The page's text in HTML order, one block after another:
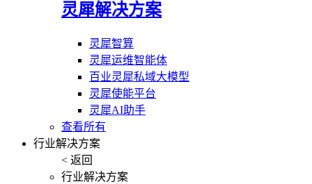
灵犀解决方案
灵犀智算
灵犀运维智能体
百业灵犀私域大模型
灵犀使能平台
灵犀AI助手
查看所有
行业解决方案
< 返回
行业解决方案